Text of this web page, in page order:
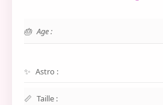
Age :
Astro :
Taille :